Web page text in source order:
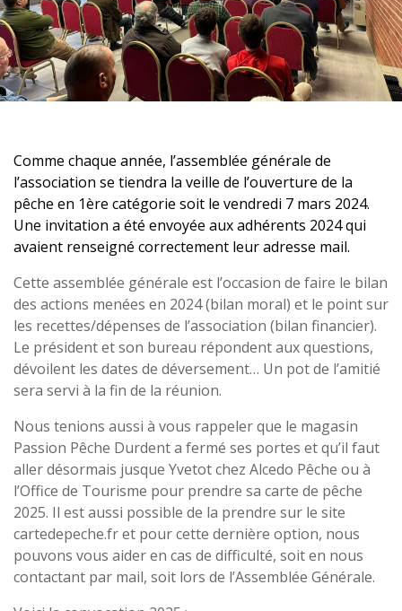
Comme chaque année, l’assemblée générale de
l’association se tiendra la veille de l’ouverture de la
pêche en 1ère catégorie soit le vendredi 7 mars 2024.
Une invitation a été envoyée aux adhérents 2024 qui
avaient renseigné correctement leur adresse mail.
Cette assemblée générale est l’occasion de faire le bilan
des actions menées en 2024 (bilan moral) et le point sur
les recettes/dépenses de l’association (bilan financier).
Le président et son bureau répondent aux questions,
dévoilent les dates de déversement… Un pot de l’amitié
sera servi à la fin de la réunion.
Nous tenions aussi à vous rappeler que le magasin
Passion Pêche Durdent a fermé ses portes et qu’il faut
aller désormais jusque Yvetot chez Alcedo Pêche ou à
l’Office de Tourisme pour prendre sa carte de pêche
2025. Il est aussi possible de la prendre sur le site
cartedepeche.fr et pour cette dernière option, nous
pouvons vous aider en cas de difficulté, soit en nous
contactant par mail, soit lors de l’Assemblée Générale.